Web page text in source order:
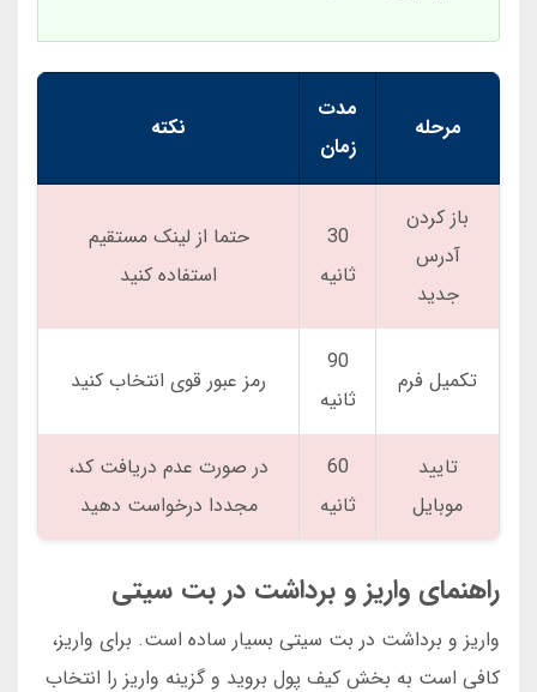
مرحله
مدت
زمان
نکته
باز کردن
آدرس
جدید
30
ثانیه
حتما از لینک مستقیم
استفاده کنید
تکمیل فرم
90
ثانیه
رمز عبور قوی انتخاب کنید
تایید
موبایل
60
ثانیه
در صورت عدم دریافت کد،
مجددا درخواست دهید
راهنمای واریز و برداشت در بت سیتی
واریز و برداشت در بت سیتی بسیار ساده است. برای واریز،
کافی است به بخش کیف پول بروید و گزینه واریز را انتخاب